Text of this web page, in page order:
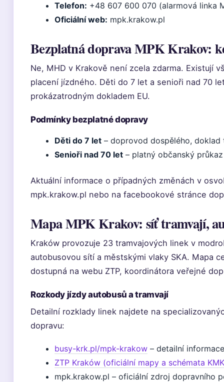
Telefon: +48 607 600 070 (alarmová linka
Oficiální web: mpk.krakow.pl
Bezplatná doprava MPK Krakov:
Ne, MHD v Krakově není zcela zdarma. Existují
placení jízdného. Děti do 7 let a senioři nad 70
prokázatrodným dokladem EU.
Podmínky bezplatné dopravy
Děti do 7 let – doprovod dospělého,
Senioři nad 70 let – platný občanský
Aktuální informace o případných změnách v
mpk.krakow.pl nebo na facebookové stránce
Mapa MPK Krakov: síť tramvají,
Kraków provozuje 23 tramvajových linek v
autobusovou sítí a městskými vlaky SKA. Mapa
dostupná na webu ZTP, koordinátora veřejné
Rozkody jízdy autobusů a tramvají
Detailní rozklady linek najdete na
dopravu:
busy-krk.pl/mpk-krakow – detailní
ZTP Kraków (oficiální mapy a schémata
mpk.krakow.pl – oficiální zdroj dopravního